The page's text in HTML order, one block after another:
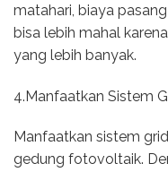
matahari, biaya
bisa lebih mahal
yang lebih banyak.
4.Manfaatkan Sistem
Manfaatkan sistem
gedung fotovoltaik.